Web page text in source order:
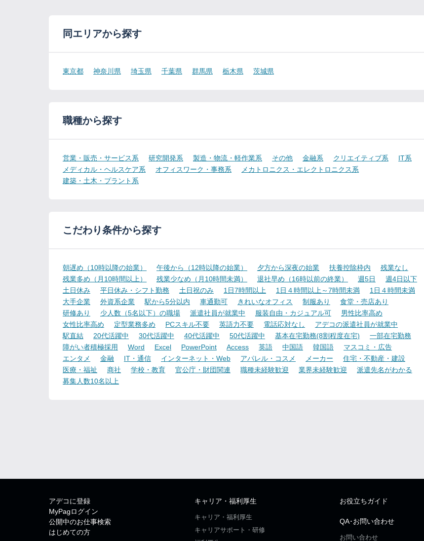
同エリアから探す
東京都 神奈川県 埼玉県 千葉県 群馬県 栃木県 茨城県
職種から探す
営業・販売・サービス系 研究開発系 製造・物流・軽作業系 その他 金融系 クリエイティブ系
IT系
メディカル・ヘルスケア系
オフィスワーク・事務系
メカトロニクス・エレクトロニクス系
建築・土木・プラント系
こだわり条件から探す
朝遅め（10時以降の始業） 午後から（12時以降の始業） 夕方から深夜の始業 扶養控除枠内
残業なし
残業多め（月10時間以上）
残業少なめ（月10時間未満） 退社早め（16時以前の終業） 週5日
週4日以下
土日休み
平日休み・シフト勤務 土日祝のみ 1日7時間以上 1日４時間以上～7時間未満
1日４時間未満
大手企業
外資系企業 駅から5分以内 車通勤可 きれいなオフィス 制服あり
食堂・売店あり
研修あり
少人数（5名以下）の職場 派遣社員が就業中 服装自由・カジュアル可
男性比率高め
女性比率高め
定型業務多め PCスキル不要 英語力不要 電話応対なし
アデコの派遣社員が就業中
駅直結
20代活躍中 30代活躍中 40代活躍中 50代活躍中 基本在宅勤務(8割程度在宅)
一部在宅勤務
障がい者積極採用
Word Excel PowerPoint Access 英語 中国語 韓国語
マスコミ・広告
エンタメ
金融 IT・通信 インターネット・Web アパレル・コスメ メーカー
住宅・不動産・建設
医療・福祉
商社 学校・教育 官公庁・財団関連 職種未経験歓迎 業界未経験歓迎
派遣先名がわかる
募集人数10名以上
アデコに登録
MyPagログイン
公開中のお仕事検索
はじめての方
キャリア・福利厚生
キャリア・福利厚生
キャリアサポート・研修
お役立ちガイド
QA･お問い合わせ
お問い合わせ